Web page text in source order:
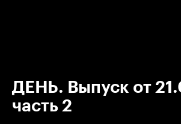
ДЕНЬ. Выпуск от
часть 2